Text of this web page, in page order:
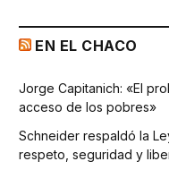
EN EL CHACO
Jorge Capitanich: «El
acceso de los pobres»
Schneider respaldó la
respeto, seguridad y